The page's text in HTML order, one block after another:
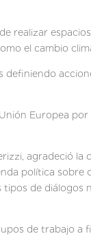
realizar
el cambio
Europea
agradeció
política
de diálogos
de trabajo a